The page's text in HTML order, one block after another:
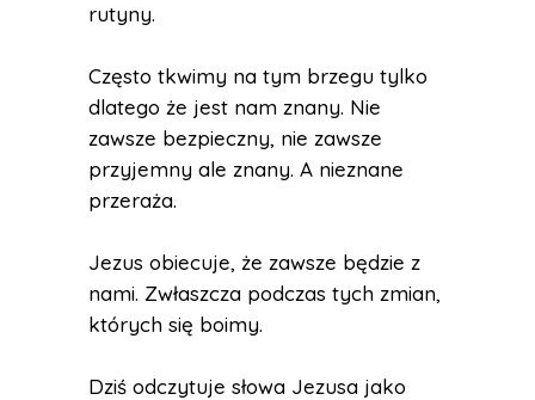
rutyny.
Często tkwimy na tym brzegu tylko
dlatego że jest nam znany. Nie
zawsze bezpieczny, nie zawsze
przyjemny ale znany. A nieznane
przeraża.
Jezus obiecuje, że zawsze będzie z
nami. Zwłaszcza podczas tych zmian,
których się boimy.
Dziś odczytuje słowa Jezusa jako